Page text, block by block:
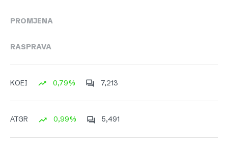
PROMJENA
RASPRAVA
KOEI 0,79% 7,213
ATGR 0,99% 5,491